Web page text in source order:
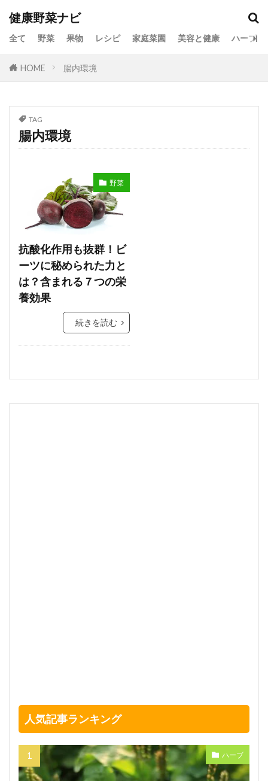
健康野菜ナビ
全て 野菜 果物 レシピ 家庭菜園 美容と健康 ハーブ
HOME 腸内環境
TAG
腸内環境
野菜
抗酸化作用も抜群！ビ
ーツに秘められた力と
は？含まれる７つの栄
養効果
続きを読む
人気記事ランキング
ハーブ